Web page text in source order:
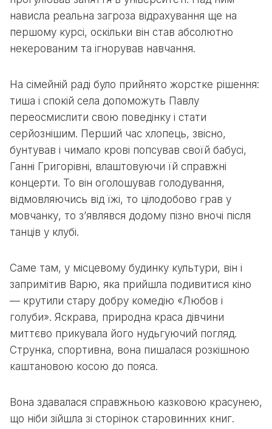
нависла реальна загроза відрахування ще на
першому курсі, оскільки він став абсолютно
некерованим та ігнорував навчання.
На сімейній раді було прийнято жорстке рішення:
тиша і спокій села допоможуть Павлу
переосмислити свою поведінку і стати
серйознішим. Перший час хлопець, звісно,
бунтував і чимало крові попсував своїй бабусі,
Ганні Григорівні, влаштовуючи їй справжні
концерти. То він оголошував голодування,
відмовляючись від їжі, то цілодобово грав у
мовчанку, то з’являвся додому пізно вночі після
танців у клубі.
Саме там, у місцевому будинку культури, він і
запримітив Варю, яка прийшла подивитися кіно
— крутили стару добру комедію «Любов і
голуби». Яскрава, природна краса дівчини
миттєво прикувала його нудьгуючий погляд.
Струнка, спортивна, вона пишалася розкішною
каштановою косою до пояса.
Вона здавалася справжньою казковою красунею,
що ніби зійшла зі сторінок старовинних книг.